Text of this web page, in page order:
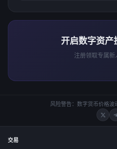
开启数字资产
注册领取专属新
风险警告：数字货币价格波
交易